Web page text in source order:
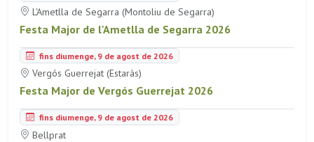
L'Ametlla de Segarra (Montoliu de Segarra)
Festa Major de l'Ametlla de Segarra 2026
fins diumenge, 9 de agost de 2026
Vergós Guerrejat (Estaràs)
Festa Major de Vergós Guerrejat 2026
fins diumenge, 9 de agost de 2026
Bellprat